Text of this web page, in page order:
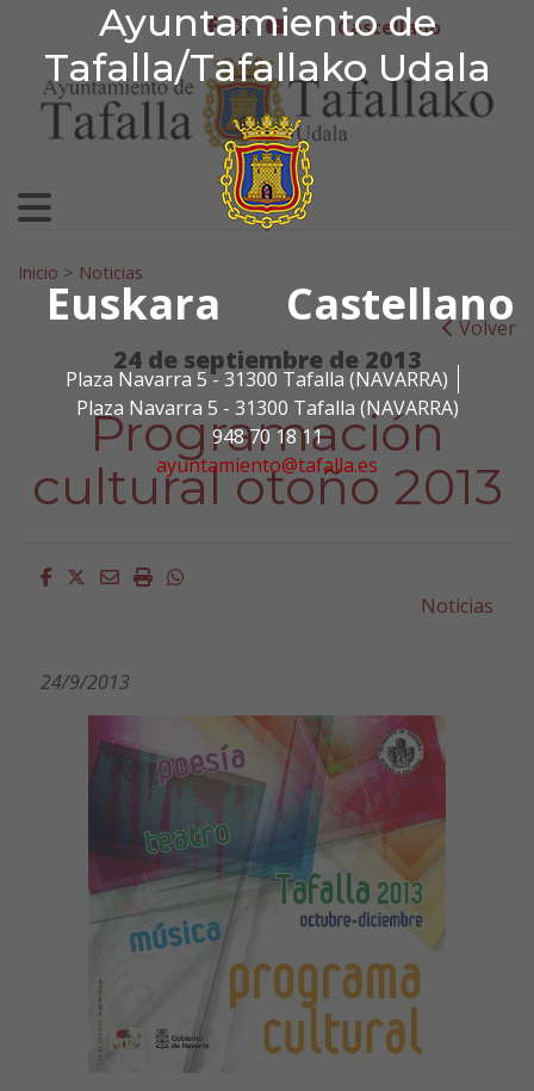
Ayuntamiento de
Tafalla/Tafallako Udala
Euskara Castellano
Plaza Navarra 5 - 31300 Tafalla (NAVARRA)
Plaza Navarra 5 - 31300 Tafalla (NAVARRA)
948 70 18 11
ayuntamiento@tafalla.es
Ir al contenido
Ayuntamiento de
facebook
twitter
youtubeCastellano
Search for:
Inicio > Noticias
Volver
24 de septiembre de 2013
Programación
cultural otoño 2013
Facebook
Twitter
EmailImprimirWhatsapp
Noticias
24/9/2013